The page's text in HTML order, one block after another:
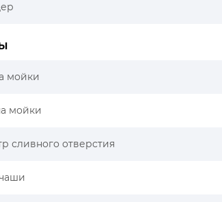
мойки
мойки
сливного отверстия